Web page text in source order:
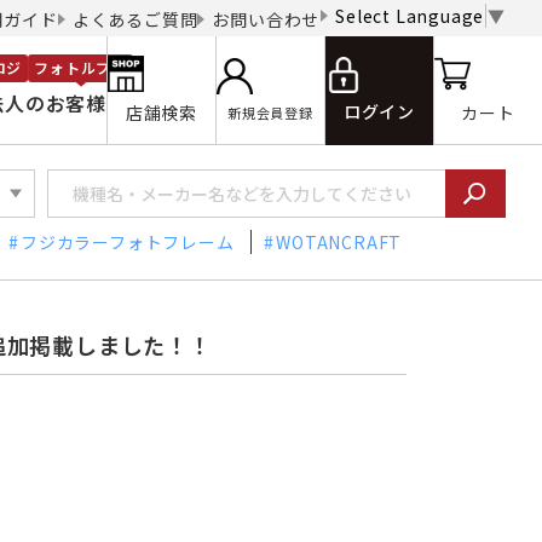
イド よくあるご質問 お問い合わせ Select Language ▼
のお客様
ジ フォトルプロ
店舗検索 新規会員登録 ログイン カート
フジカラーフォトフレーム WOTANCRAFT
掲載しました！！